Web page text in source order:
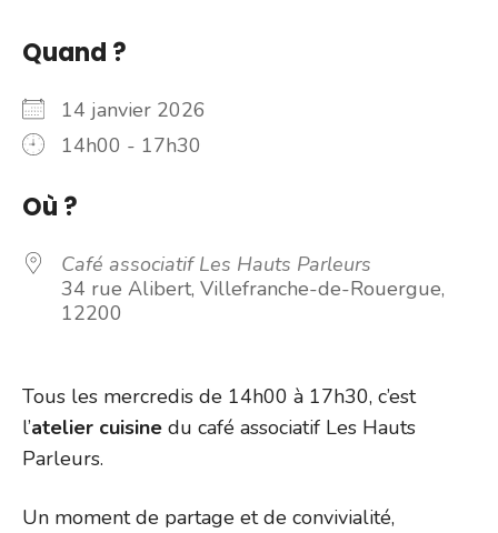
Quand ?
14 janvier 2026
14h00 - 17h30
Où ?
Café associatif Les Hauts Parleurs
34 rue Alibert, Villefranche-de-Rouergue,
12200
Tous les mercredis de 14h00 à 17h30, c’est
l’atelier cuisine du café associatif Les Hauts
Parleurs.
Un moment de partage et de convivialité,